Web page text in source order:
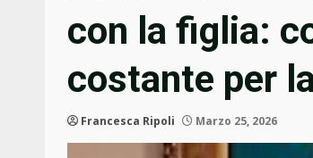
con la figlia:
costante per
Francesca Ripoli Marzo 25, 2026